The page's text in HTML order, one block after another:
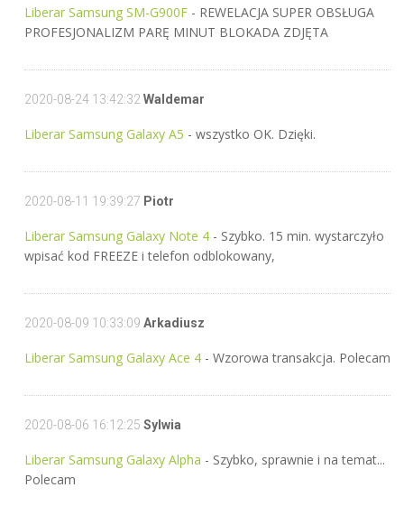
Liberar Samsung SM-G900F - REWELACJA SUPER OBSŁUGA
PROFESJONALIZM PARĘ MINUT BLOKADA ZDJĘTA
2020-08-24 13:42:32 Waldemar
Liberar Samsung Galaxy A5 - wszystko OK. Dzięki.
2020-08-11 19:39:27 Piotr
Liberar Samsung Galaxy Note 4 - Szybko. 15 min. wystarczyło
wpisać kod FREEZE i telefon odblokowany,
2020-08-09 10:33:09 Arkadiusz
Liberar Samsung Galaxy Ace 4 - Wzorowa transakcja. Polecam
2020-08-06 16:12:25 Sylwia
Liberar Samsung Galaxy Alpha - Szybko, sprawnie i na temat...
Polecam